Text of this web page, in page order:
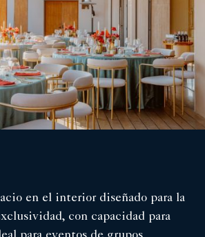
en el interior diseñado para la
con capacidad para